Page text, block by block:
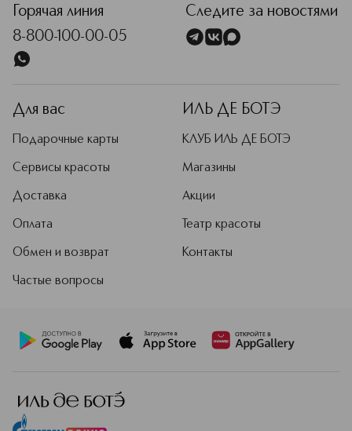
Горячая линия
8-800-100-00-05
Следите за новостями
Для вас
Подарочные карты
Сервисы красоты
Доставка
Оплата
Обмен и возврат
Частые вопросы
ИЛЬ ДЕ БОТЭ
КЛУБ ИЛЬ ДЕ БОТЭ
Магазины
Акции
Театр красоты
Контакты